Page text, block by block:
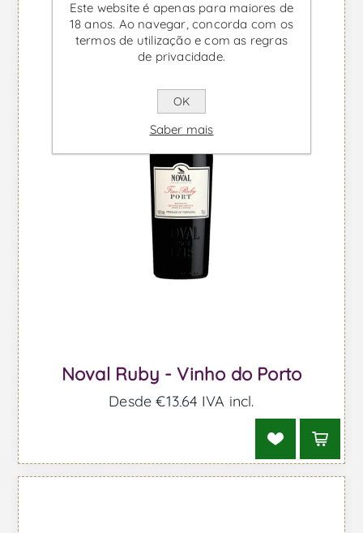
Noval Ruby - Vinho do Porto
Desde €13,64 IVA incl.
Este website é apenas para maiores de
18 anos. Ao navegar, concorda com os
termos de utilização e com as regras
de privacidade.
OK
Saber mais